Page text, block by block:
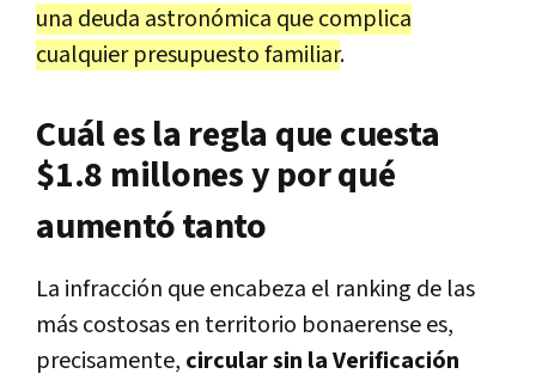
una deuda astronómica que complica
cualquier presupuesto familiar.
Cuál es la regla que cuesta
$1.8 millones y por qué
aumentó tanto
La infracción que encabeza el ranking de las
más costosas en territorio bonaerense es,
precisamente, circular sin la Verificación